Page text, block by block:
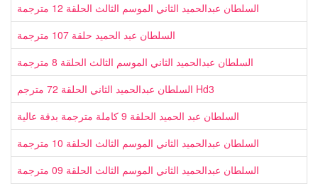
السلطان عبدالحميد الثاني الموسم الثالث الحلقة 12 مترجمة
السلطان عبد الحميد حلقة 107 مترجمة
السلطان عبدالحميد الثاني الموسم الثالث الحلقة 8 مترجمة
السلطان عبدالحميد الثاني الحلقة 72 مترجم Hd3
السلطان عبد الحميد الحلقة 9 كاملة مترجمة بدقة عالية
السلطان عبدالحميد الثاني الموسم الثالث الحلقة 10 مترجمة
السلطان عبدالحميد الثاني الموسم الثالث الحلقة 09 مترجمة